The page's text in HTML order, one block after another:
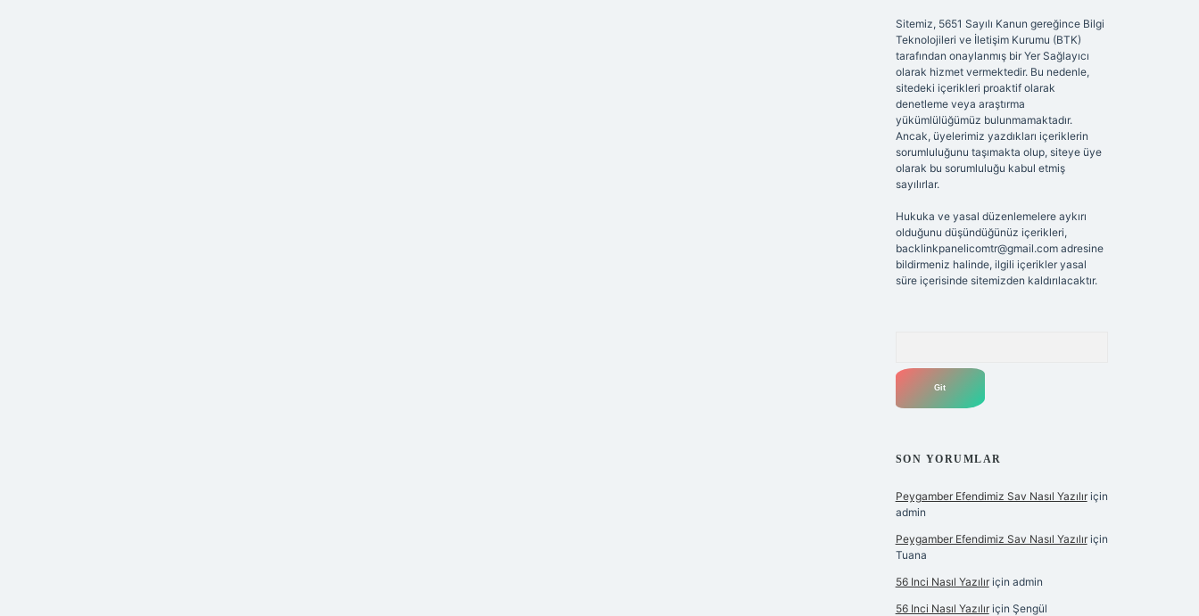
Sitemiz, 5651 Sayılı Kanun gereğince Bilgi
Teknolojileri ve İletişim Kurumu (BTK)
tarafından onaylanmış bir Yer Sağlayıcı
olarak hizmet vermektedir. Bu nedenle,
sitedeki içerikleri proaktif olarak
denetleme veya araştırma
yükümlülüğümüz bulunmamaktadır.
Ancak, üyelerimiz yazdıkları içeriklerin
sorumluluğunu taşımakta olup, siteye üye
olarak bu sorumluluğu kabul etmiş
sayılırlar.
Hukuka ve yasal düzenlemelere aykırı
olduğunu düşündüğünüz içerikleri,
backlinkpanelicomtr@gmail.comadresine
bildirmeniz halinde, ilgili içerikler yasal
süre içerisinde sitemizden kaldırılacaktır.
SON YORUMLAR
Peygamber Efendimiz Sav Nasıl Yazılıriçin
admin
Peygamber Efendimiz Sav Nasıl Yazılıriçin
Tuana
56 Inci Nasıl Yazılıriçin admin
56 Inci Nasıl Yazılıriçin Şengül